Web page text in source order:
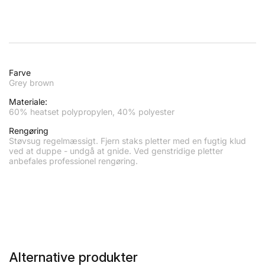
Farve
Grey brown
Materiale:
60% heatset polypropylen, 40% polyester
Rengøring
Støvsug regelmæssigt. Fjern staks pletter med en fugtig klud
ved at duppe - undgå at gnide. Ved genstridige pletter
anbefales professionel rengøring.
Alternative produkter